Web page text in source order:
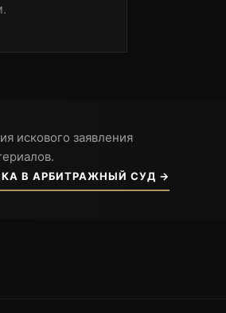
искового заявления
В АРБИТРАЖНЫЙ СУД →